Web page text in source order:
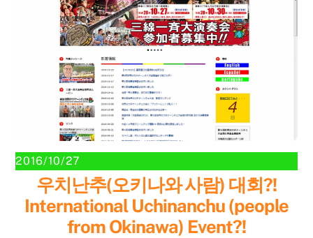
2016/10/27
우치난추(오키나와 사람) 대회?!
International Uchinanchu (people
from Okinawa) Event?!